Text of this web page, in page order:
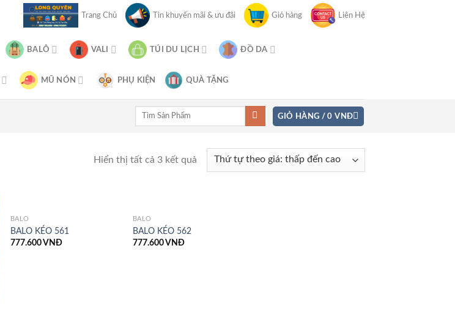
Trang Chủ Tin khuyến mãi & ưu đãi Giỏ hàng Liên Hệ
BALÔ VALI TÚI DU LỊCH ĐỒ DA
MŨ NÓN PHỤ KIỆN QUÀ TẶNG
Tìm
GIỎ HÀNG /0VNĐ
Hiển thị tất cả 3 kết quả
BALÔ
BALO KÉO 561
777.600VNĐ
BALÔ
BALO KÉO 562
777.600VNĐ